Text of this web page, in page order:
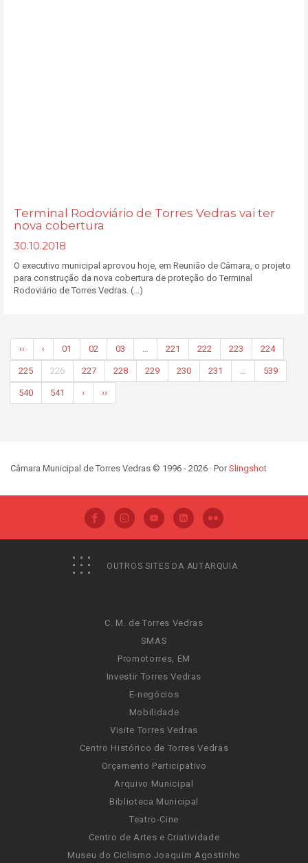
Terminal Rodoviário de Torres Vedras vai ter
nova cobertura
30.10.2018
O executivo municipal aprovou hoje, em Reunião de Câmara, o projeto
para construção da nova cobertura de proteção do Terminal
Rodoviário de Torres Vedras. (...)
‹‹ ‹ 01 02 03 … 221 222 223 224
225 226 227 228 229 230 231 … 539
540 541 › ››
Câmara Municipal de Torres Vedras © 1996 - 2026 · PorSlingshot
OUTROS SITES DA AUTARQUIA
C. M. de Torres Vedras
SMAS
Promotorres, EM
Investir Torres Vedras
E-negócios
Mobilidade
Visite Torres Vedras
Centro Histórico de Torres Vedras
Orçamento Participativo
Arquivo Municipal
Biblioteca Municipal
Teatro-Cine
Centro de Artes e Criatividade
Museu do Ciclismo Joaquim Agostinho